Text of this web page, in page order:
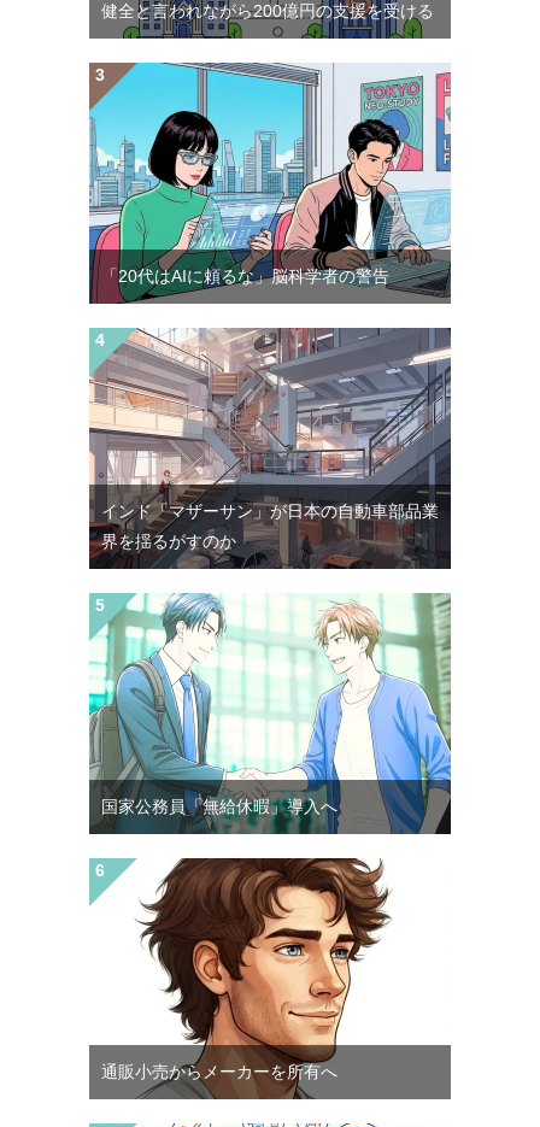
健全と言われながら200億円の支援を受ける
「20代はAIに頼るな」脳科学者の警告
インド「マザーサン」が日本の自動車部品業
界を揺るがすのか
国家公務員「無給休暇」導入へ
通販小売からメーカーを所有へ